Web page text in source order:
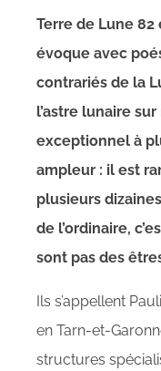
Terre de Lune
évoque avec
contrariés de la
l’astre lunaire
exceptionnel à
ampleur : il est
plusieurs
de l’ordinaire,
sont pas des
Ils s’appellent
en Tarn-et-
structures